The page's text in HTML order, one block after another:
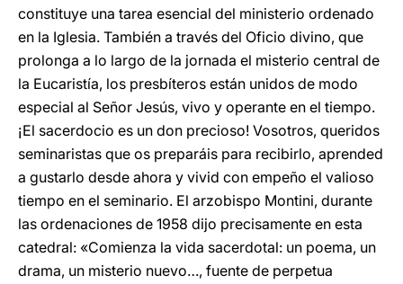
constituye una tarea esencial del ministerio ordenado
en la Iglesia. También a través del Oficio divino, que
prolonga a lo largo de la jornada el misterio central de
la Eucaristía, los presbíteros están unidos de modo
especial al Señor Jesús, vivo y operante en el tiempo.
¡El sacerdocio es un don precioso! Vosotros, queridos
seminaristas que os preparáis para recibirlo, aprended
a gustarlo desde ahora y vivid con empeño el valioso
tiempo en el seminario. El arzobispo Montini, durante
las ordenaciones de 1958 dijo precisamente en esta
catedral: «Comienza la vida sacerdotal: un poema, un
drama, un misterio nuevo…, fuente de perpetua